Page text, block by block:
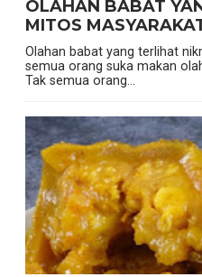
OLAHAN BABAT
MITOS
Olahan babat yang terlihat
semua orang suka makan
Tak semua orang...